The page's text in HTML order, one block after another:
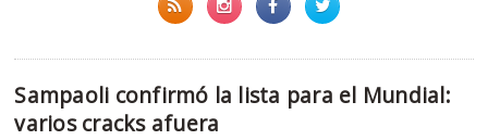
Sampaoli confirmó la lista para el Mundial:
varios cracks afuera